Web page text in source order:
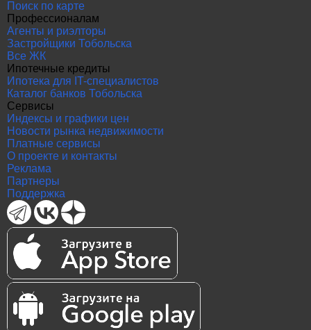
Поиск по карте
Профессионалам
Агенты и риэлторы
Застройщики Тобольска
Все ЖК
Ипотечные кредиты
Ипотека для IT-специалистов
Каталог банков Тобольска
Сервисы
Индексы и графики цен
Новости рынка недвижимости
Платные сервисы
О проекте и контакты
Реклама
Партнеры
Поддержка